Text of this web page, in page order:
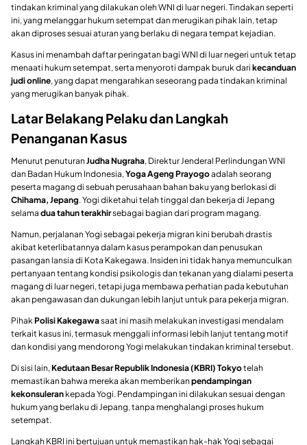
tindakan kriminal yang dilakukan oleh WNI di luar negeri. Tindakan seperti
ini, yang melanggar hukum setempat dan merugikan pihak lain, tetap
akan diproses sesuai aturan yang berlaku di negara tempat kejadian.
Kasus ini menambah daftar peringatan bagi WNI di luar negeri untuk tetap
menaati hukum setempat, serta menyoroti dampak buruk dari kecanduan
judi online, yang dapat mengarahkan seseorang pada tindakan kriminal
yang merugikan banyak pihak.
Latar Belakang Pelaku dan Langkah
Penanganan Kasus
Menurut penuturan Judha Nugraha, Direktur Jenderal Perlindungan WNI
dan Badan Hukum Indonesia, Yoga Ageng Prayogoadalah seorang
peserta magang di sebuah perusahaan bahan baku yang berlokasi di
Chihama, Jepang. Yogi diketahui telah tinggal dan bekerja di Jepang
selama dua tahun terakhirsebagai bagian dari program magang.
Namun, perjalanan Yogi sebagai pekerja migran kini berubah drastis
akibat keterlibatannya dalam kasus perampokan dan penusukan
pasangan lansia di Kota Kakegawa. Insiden ini tidak hanya memunculkan
pertanyaan tentang kondisi psikologis dan tekanan yang dialami peserta
magang di luar negeri, tetapi juga membawa perhatian pada kebutuhan
akan pengawasan dan dukungan lebih lanjut untuk para pekerja migran.
Pihak Polisi Kakegawasaat ini masih melakukan investigasi mendalam
terkait kasus ini, termasuk menggali informasi lebih lanjut tentang motif
dan kondisi yang mendorong Yogi melakukan tindakan kriminal tersebut.
Di sisi lain, Kedutaan Besar Republik Indonesia (KBRI) Tokyotelah
memastikan bahwa mereka akan memberikan pendampingan
kekonsuleran kepada Yogi. Pendampingan ini dilakukan sesuai dengan
hukum yang berlaku di Jepang, tanpa menghalangi proses hukum
setempat.
Langkah KBRI ini bertujuan untuk memastikan hak-hak Yogi sebagai